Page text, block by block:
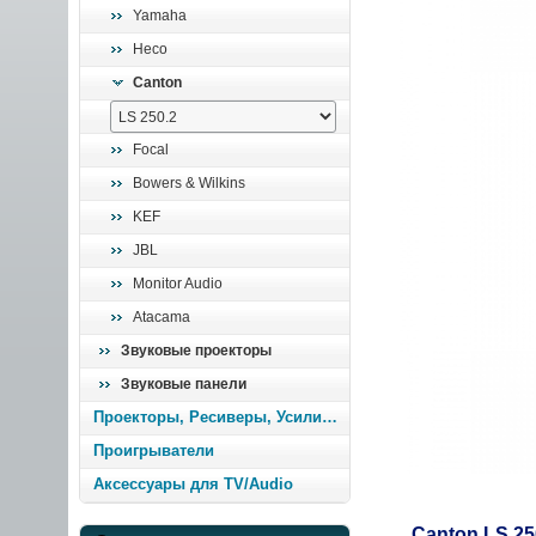
Yamaha
Heco
Canton
Focal
Bowers & Wilkins
KEF
JBL
Monitor Audio
Atacama
Звуковые проекторы
Звуковые панели
Проекторы, Ресиверы, Усилители
Проигрыватели
Аксессуары для TV/Audio